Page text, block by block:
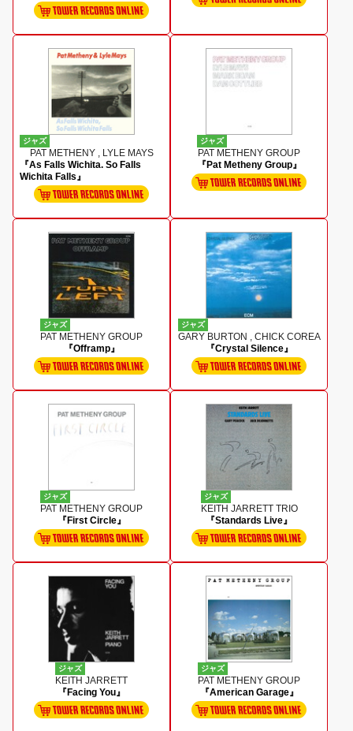
ジャズ
PAT METHENY , LYLE MAYS
『As Falls Wichita. So Falls
Wichita Falls』
ジャズ
PAT METHENY GROUP
『Pat Metheny Group』
ジャズ
PAT METHENY GROUP
『Offramp』
ジャズ
GARY BURTON , CHICK COREA
『Crystal Silence』
ジャズ
PAT METHENY GROUP
『First Circle』
ジャズ
KEITH JARRETT TRIO
『Standards Live』
ジャズ
KEITH JARRETT
『Facing You』
ジャズ
PAT METHENY GROUP
『American Garage』